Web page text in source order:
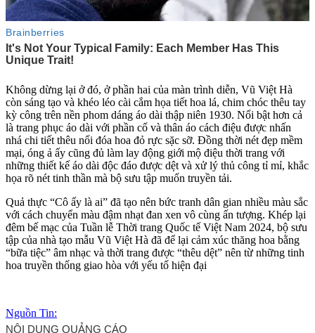
Không dừng lại ở đó, ở phần hai của màn trình diễn, Vũ Việt Hà
còn sáng tạo và khéo léo cài cắm họa tiết hoa lá, chim chóc thêu tay
kỳ công trên nền phom dáng áo dài thập niên 1930. Nổi bật hơn cả
là trang phục áo dài với phần cổ và thân áo cách điệu được nhấn
nhá chi tiết thêu nổi đóa hoa đỏ rực sặc sỡ. Đồng thời nét đẹp mềm
mại, óng ả ấy cũng đủ làm lay động giới mộ điệu thời trang với
những thiết kế áo dài độc đáo được dệt và xử lý thủ công tỉ mỉ, khắc
họa rõ nét tinh thần mà bộ sưu tập muốn truyền tải.
Quả thực “Cô ấy là ai” đã tạo nên bức tranh dân gian nhiều màu sắc
với cách chuyển màu đậm nhạt đan xen vô cùng ấn tượng. Khép lại
đêm bế mạc của Tuần lễ Thời trang Quốc tế Việt Nam 2024, bộ sưu
tập của nhà tạo mẫu Vũ Việt Hà đã để lại cảm xúc thăng hoa bằng
“bữa tiệc” âm nhạc và thời trang được “thêu dệt” nên từ những tinh
hoa truyền thống giao hòa với yếu tố hiện đại
Nguồn Tin: